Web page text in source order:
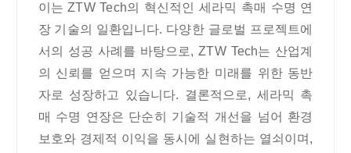
이는 ZTW Tech의 혁신적인 세라믹 촉매 수명 연
장 기술의 일환입니다. 다양한 글로벌 프로젝트에
서의 성공 사례를 바탕으로, ZTW Tech는 산업계
의 신뢰를 얻으며 지속 가능한 미래를 위한 동반
자로 성장하고 있습니다. 결론적으로, 세라믹 촉
매 수명 연장은 단순히 기술적 개선을 넘어 환경
보호와 경제적 이익을 동시에 실현하는 열쇠이며,